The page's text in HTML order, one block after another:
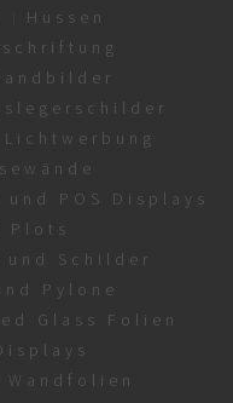
Hussen
POS Displays
Plots
Schilder
Pylone
Glass Folien
Wandfolien